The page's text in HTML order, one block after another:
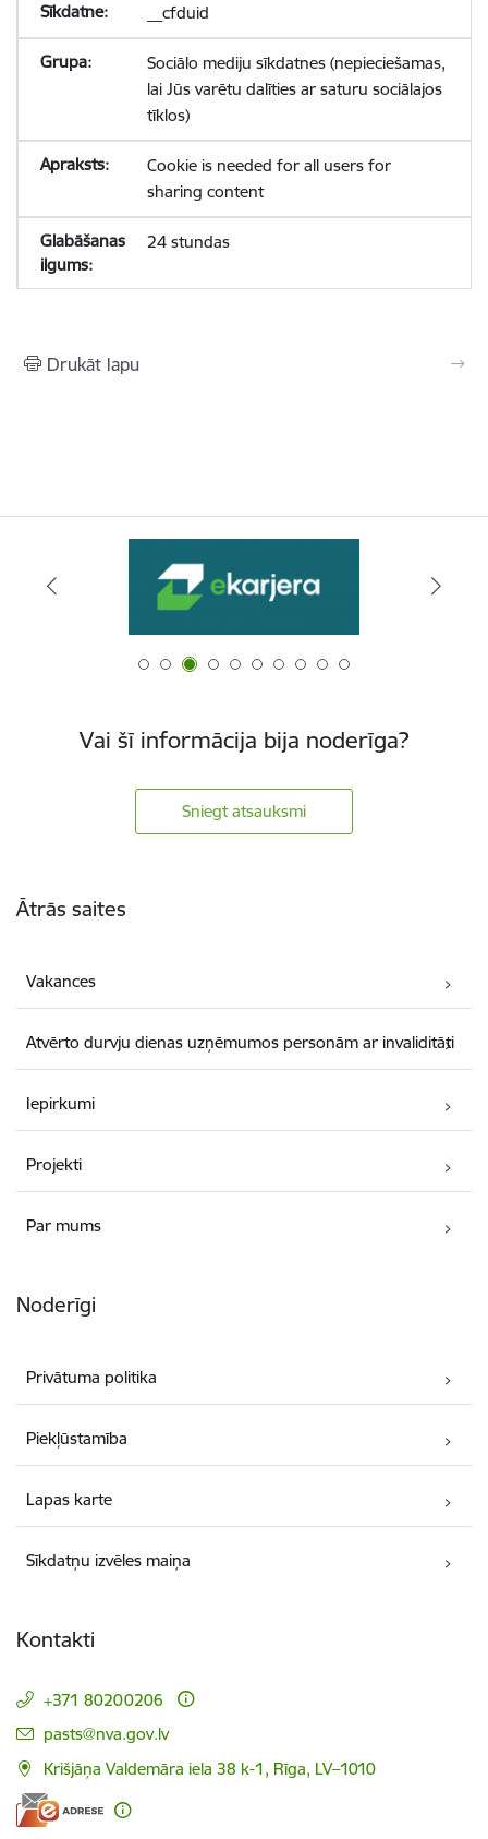
__cfduid
Sociālo mediju sīkdatnes (nepieciešamas,
lai Jūs varētu dalīties ar saturu sociālajos
tīklos)
Cookie is needed for all users for
sharing content
24 stundas
Drukāt lapu
Vai šī informācija bija noderīga?
Sniegt atsauksmi
Ātrās saites
Vakances
Atvērto durvju dienas uzņēmumos personām ar invaliditāti
Iepirkumi
Projekti
Par mums
Noderīgi
Privātuma politika
Piekļūstamība
Lapas karte
Sīkdatņu izvēles maiņa
Kontakti
+371 80200206
E-pasts:
pasts@nva.gov.lv
Krišjāņa Valdemāra iela 38 k-1, Rīga, LV–1010